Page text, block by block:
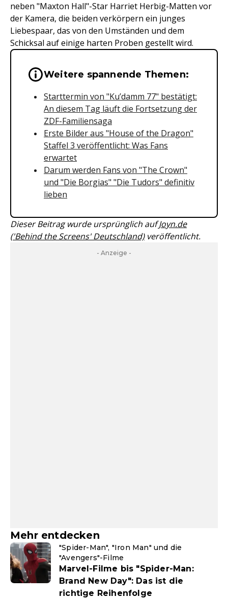
neben "Maxton Hall"-Star Harriet Herbig-Matten vor
der Kamera, die beiden verkörpern ein junges
Liebespaar, das von den Umständen und dem
Schicksal auf einige harten Proben gestellt wird.
Wichtige Hinweise &
Weitere spannende Themen:
Starttermin von "Ku’damm 77" bestätigt:
An diesem Tag läuft die Fortsetzung der
ZDF-Familiensaga
Erste Bilder aus "House of the Dragon"
Staffel 3 veröffentlicht: Was Fans
erwartet
Darum werden Fans von "The Crown"
und "Die Borgias" "Die Tudors" definitiv
lieben
Dieser Beitrag wurde ursprünglich aufJoyn.de
('Behind the Screens' Deutschland)veröffentlicht.
- Anzeige -
Mehr entdecken
"Spider-Man", "Iron Man" und die
"Avengers"-Filme
Marvel-Filme bis "Spider-Man:
Brand New Day": Das ist die
richtige Reihenfolge